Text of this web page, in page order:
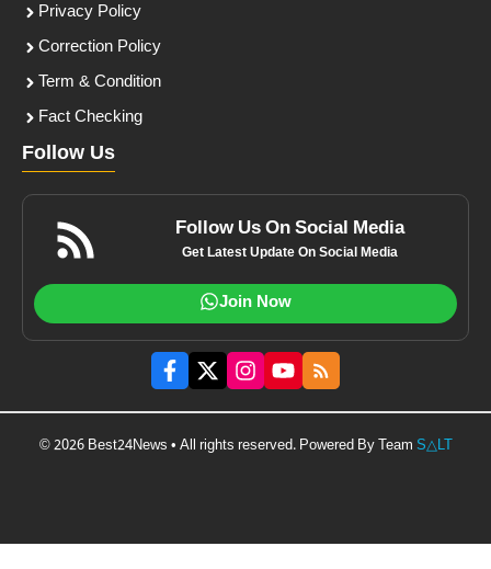
Privacy Policy
Correction Policy
Term & Condition
Fact Checking
Follow Us
Follow Us On Social Media
Get Latest Update On Social Media
Join Now
© 2026 Best24News • All rights reserved. Powered By Team S△LT